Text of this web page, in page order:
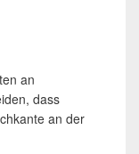
an
dass
an der